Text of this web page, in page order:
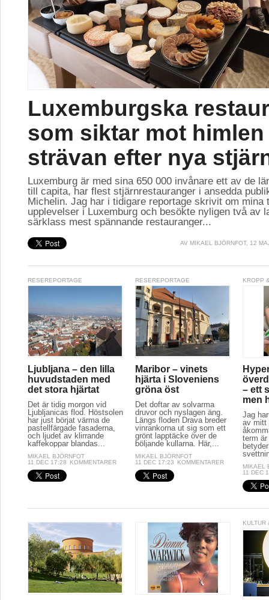
Luxemburgska
som siktar mot
strävan efter nya
Luxemburg är med sina 650 000 invånare ett av de
till capita, har flest stjärnrestauranger i ansedda
Michelin. Jag har i tidigare reportage skrivit om mina
upplevelser i Luxemburg och besökte nyligen två av
särklass mest spännande restauranger...
AV MIKAEL BJÖRNFOT, 12
RESEREPORTAGE
Ljubljana – den lilla
huvudstaden med
det stora hjärtat
Det är tidig morgon vid
Ljubljanicas flod. Höstsolen
har just börjat värma de
pastellfärgade fasaderna,
och ljudet av klirrande
kaffekoppar blandas...
MIKAEL BJÖRNFOT
11 DEC 17:28
KOMMENTARER
RESEREPORTAGE
Maribor – vinets
hjärta i Sloveniens
gröna öst
Det doftar av solvarma
druvor och nyslagen äng.
Längs floden Drava breder
vinrankorna ut sig som ett
grönt lapptäcke över de
böljande kullarna. Här,...
MIKAEL BJÖRNFOT
11 DEC 17:23
KOMMENTARER
KROPP
– ett
men
Jag
av mitt
term
MIKAEL
11 DEC
KULTUR